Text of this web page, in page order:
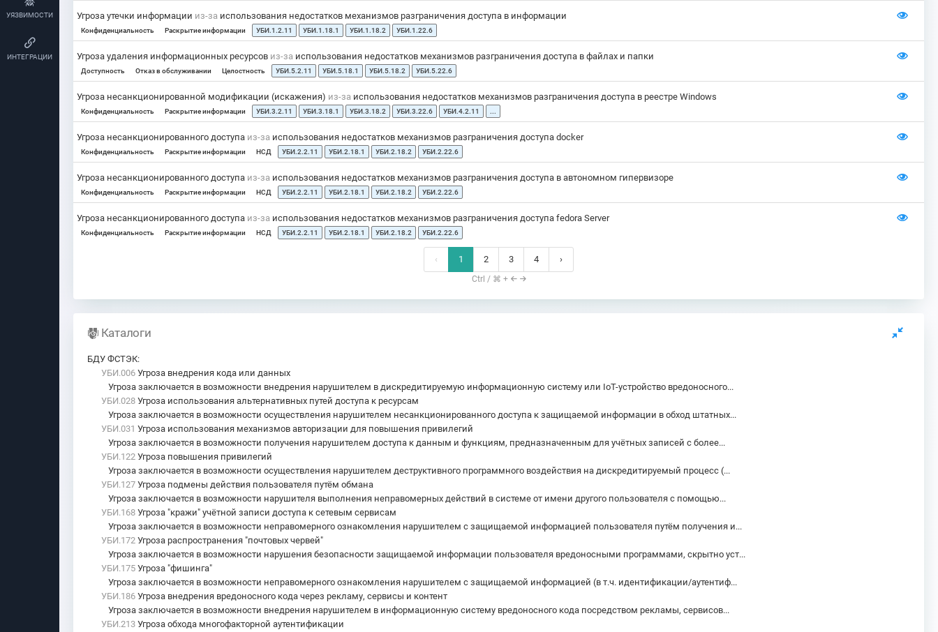
УЯЗВИМОСТИ
ИНТЕГРАЦИИ
Угроза утечки информации из-за использования недостатков механизмов разграничения доступа в информации
Конфиденциальность Раскрытие информации УБИ.1.2.11 УБИ.1.18.1 УБИ.1.18.2 УБИ.1.22.6
Угроза удаления информационных ресурсов из-за использования недостатков механизмов разграничения доступа в файлах и папки
Доступность Отказ в обслуживании Целостность УБИ.5.2.11 УБИ.5.18.1 УБИ.5.18.2 УБИ.5.22.6
Угроза несанкционированной модификации (искажения) из-за использования недостатков механизмов разграничения доступа в реестре Windows
Конфиденциальность Раскрытие информации УБИ.3.2.11 УБИ.3.18.1 УБИ.3.18.2 УБИ.3.22.6 УБИ.4.2.11 ...
Угроза несанкционированного доступа из-за использования недостатков механизмов разграничения доступа docker
Конфиденциальность Раскрытие информации НСД УБИ.2.2.11 УБИ.2.18.1 УБИ.2.18.2 УБИ.2.22.6
Угроза несанкционированного доступа из-за использования недостатков механизмов разграничения доступа в автономном гипервизоре
Конфиденциальность Раскрытие информации НСД УБИ.2.2.11 УБИ.2.18.1 УБИ.2.18.2 УБИ.2.22.6
Угроза несанкционированного доступа из-за использования недостатков механизмов разграничения доступа fedora Server
Конфиденциальность Раскрытие информации НСД УБИ.2.2.11 УБИ.2.18.1 УБИ.2.18.2 УБИ.2.22.6
‹ 1 2 3 4 ›
Ctrl / ⌘ +
Каталоги
БДУ ФСТЭК:
УБИ.006 Угроза внедрения кода или данных
Угроза заключается в возможности внедрения нарушителем в дискредитируемую информационную систему или IoT-устройство вредоносного...
УБИ.028 Угроза использования альтернативных путей доступа к ресурсам
Угроза заключается в возможности осуществления нарушителем несанкционированного доступа к защищаемой информации в обход штатных...
УБИ.031 Угроза использования механизмов авторизации для повышения привилегий
Угроза заключается в возможности получения нарушителем доступа к данным и функциям, предназначенным для учётных записей с более...
УБИ.122 Угроза повышения привилегий
Угроза заключается в возможности осуществления нарушителем деструктивного программного воздействия на дискредитируемый процесс (...
УБИ.127 Угроза подмены действия пользователя путём обмана
Угроза заключается в возможности нарушителя выполнения неправомерных действий в системе от имени другого пользователя с помощью...
УБИ.168 Угроза "кражи" учётной записи доступа к сетевым сервисам
Угроза заключается в возможности неправомерного ознакомления нарушителем с защищаемой информацией пользователя путём получения и...
УБИ.172 Угроза распространения "почтовых червей"
Угроза заключается в возможности нарушения безопасности защищаемой информации пользователя вредоносными программами, скрытно уст...
УБИ.175 Угроза "фишинга"
Угроза заключается в возможности неправомерного ознакомления нарушителем с защищаемой информацией (в т.ч. идентификации/аутентиф...
УБИ.186 Угроза внедрения вредоносного кода через рекламу, сервисы и контент
Угроза заключается в возможности внедрения нарушителем в информационную систему вредоносного кода посредством рекламы, сервисов...
УБИ.213 Угроза обхода многофакторной аутентификации